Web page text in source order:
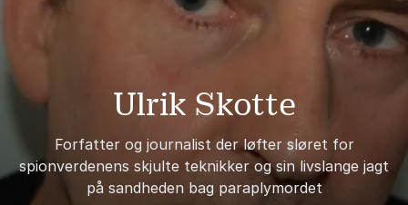
Ulrik Skotte
Forfatter og journalist der løfter sløret for
spionverdenens skjulte teknikker og sin livslange jagt
på sandheden bag paraplymordet